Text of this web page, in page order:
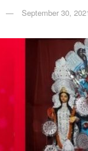
September 30,